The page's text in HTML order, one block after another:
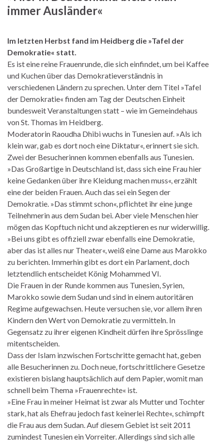
immer Ausländer«
Im letzten Herbst fand im Heidberg die »Tafel der
Demokratie« statt.
Es ist eine reine Frauenrunde, die sich einfindet, um bei Kaffee
und Kuchen über das Demokratieverständnis in
verschiedenen Ländern zu sprechen. Unter dem Titel »Tafel
der Demokratie« finden am Tag der Deutschen Einheit
bundesweit Veranstaltungen statt – wie im Gemeindehaus
von St. Thomas im Heidberg.
Moderatorin Raoudha Dhibi wuchs in Tunesien auf. »Als ich
klein war, gab es dort noch eine Diktatur«, erinnert sie sich.
Zwei der Besucherinnen kommen ebenfalls aus Tunesien.
»Das Großartige in Deutschland ist, dass sich eine Frau hier
keine Gedanken über ihre Kleidung machen muss«, erzählt
eine der beiden Frauen. Auch das sei ein Segen der
Demokratie. »Das stimmt schon«, pflichtet ihr eine junge
Teilnehmerin aus dem Sudan bei. Aber viele Menschen hier
mögen das Kopftuch nicht und akzeptieren es nur widerwillig.
»Bei uns gibt es offiziell zwar ebenfalls eine Demokratie,
aber das ist alles nur Theater«, weiß eine Dame aus Marokko
zu berichten. Immerhin gibt es dort ein Parlament, doch
letztendlich entscheidet König Mohammed VI.
Die Frauen in der Runde kommen aus Tunesien, Syrien,
Marokko sowie dem Sudan und sind in einem autoritären
Regime aufgewachsen. Heute versuchen sie, vor allem ihren
Kindern den Wert von Demokratie zu vermitteln. In
Gegensatz zu ihrer eigenen Kindheit dürfen ihre Sprösslinge
mitentscheiden.
Dass der Islam inzwischen Fortschritte gemacht hat, geben
alle Besucherinnen zu. Doch neue, fortschrittlichere Gesetze
existieren bislang hauptsächlich auf dem Papier, womit man
schnell beim Thema »Frauenrechte« ist.
»Eine Frau in meiner Heimat ist zwar als Mutter und Tochter
stark, hat als Ehefrau jedoch fast keinerlei Rechte«, schimpft
die Frau aus dem Sudan. Auf diesem Gebiet ist seit 2011
zumindest Tunesien ein Vorreiter. Allerdings sind sich alle